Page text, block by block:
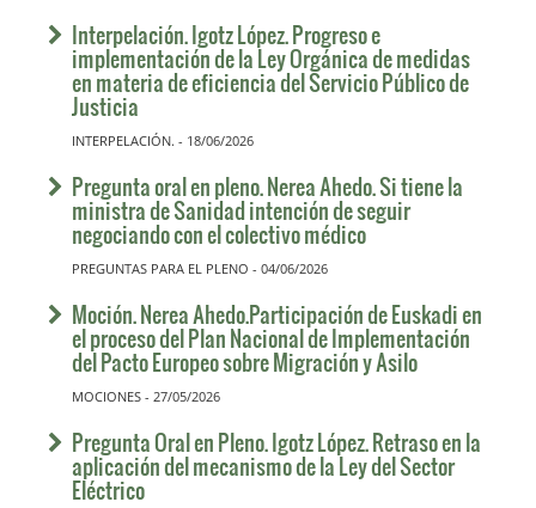
Interpelación. Igotz López. Progreso e
implementación de la Ley Orgánica de medidas
en materia de eficiencia del Servicio Público de
Justicia
INTERPELACIÓN. - 18/06/2026
Pregunta oral en pleno. Nerea Ahedo. Si tiene la
ministra de Sanidad intención de seguir
negociando con el colectivo médico
PREGUNTAS PARA EL PLENO - 04/06/2026
Moción. Nerea Ahedo.Participación de Euskadi en
el proceso del Plan Nacional de Implementación
del Pacto Europeo sobre Migración y Asilo
MOCIONES - 27/05/2026
Pregunta Oral en Pleno. Igotz López. Retraso en la
aplicación del mecanismo de la Ley del Sector
Eléctrico